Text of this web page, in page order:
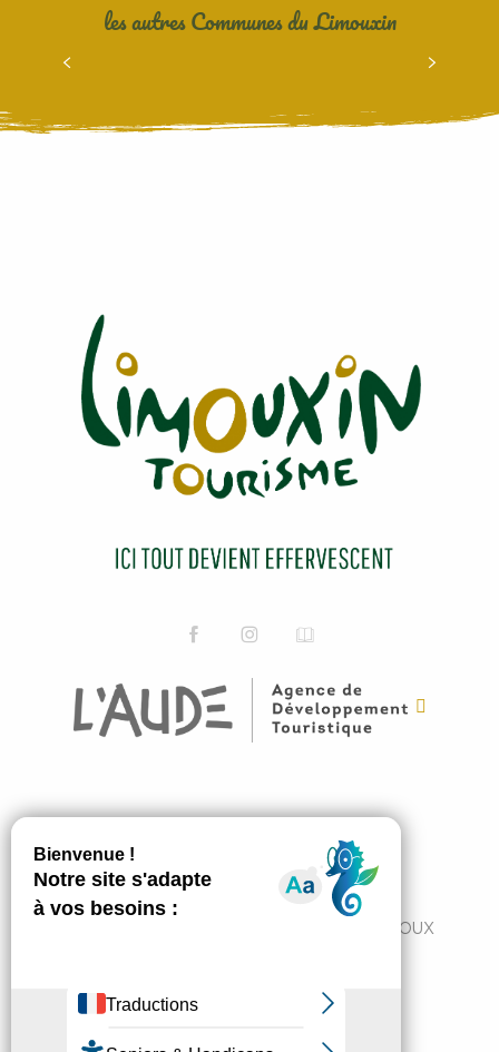
les autres Communes du Limouxin
JE M'ABONNE
7 Avenue du Pont de France 11300 LIMOUX